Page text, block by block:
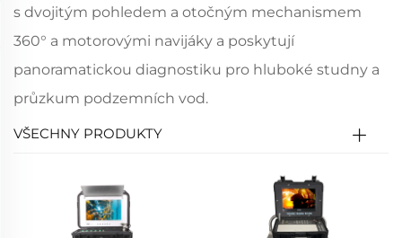
s dvojitým pohledem a otočným mechanismem
360° a motorovými navijáky a poskytují
panoramatickou diagnostiku pro hluboké studny a
průzkum podzemních vod.
VŠECHNY PRODUKTY